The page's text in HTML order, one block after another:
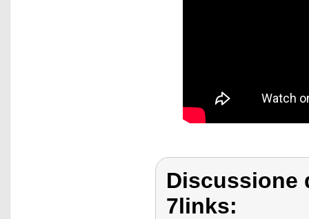
Discussione
7links: